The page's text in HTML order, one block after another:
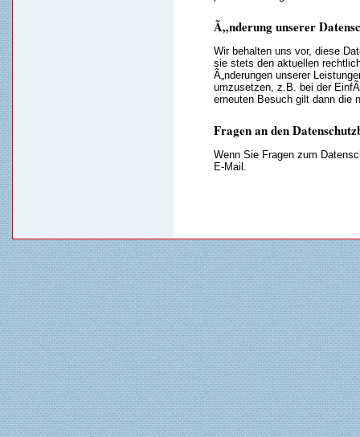
Ã„nderung unserer
Wir behalten uns vor, diese
sie stets den aktuellen
Ã„nderungen unserer
umzusetzen, z.B. bei der
erneuten Besuch gilt dann die
Fragen an den
Wenn Sie Fragen zum
E-Mail.